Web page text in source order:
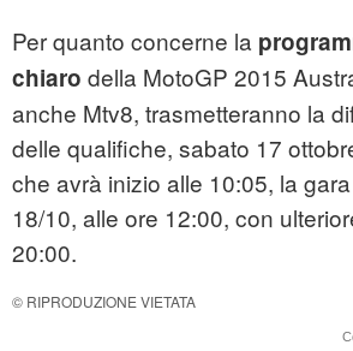
Per quanto concerne la
chiaro della MotoGP 2015
anche Mtv8, trasmetteranno la
delle qualifiche, sabato 17
che avrà inizio alle 10:05, la
18/10, alle ore 12:00, con
20:00.
© RIPRODUZIONE VIETATA